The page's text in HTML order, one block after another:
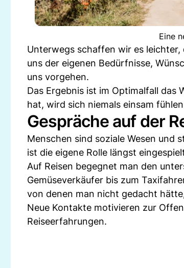
Eine
Unterwegs schaffen wir es
uns der eigenen Bedürfnisse,
uns vorgehen.
Das Ergebnis ist im Optimalfall das
hat, wird sich niemals einsam
Gespräche auf der
Menschen sind soziale Wesen und
ist die eigene Rolle längst
Auf Reisen begegnet man den
Gemüseverkäufer bis zum
von denen man nicht gedacht
Neue Kontakte motivieren zur
Reiseerfahrungen.